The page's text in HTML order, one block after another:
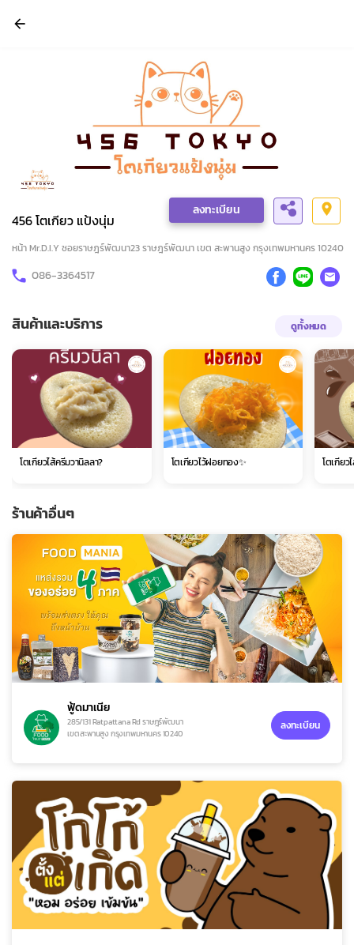
456 โตเกียว แป้งนุ่ม
หน้า Mr.D.I.Y ซอยราษฎร์พัฒนา23 ราษฎร์พัฒนา เขต สะพานสูง กรุงเทพมหานคร 10240
ลงทะเบียน
086-3364517
สินค้าและบริการ ดูทั้งหมด
โตเกียวไส้ครีมวานิลลา? โตเกียวไว้ฝอยทอง✨ โตเกียว
ร้านค้าอื่นๆ
ฟู้ดมาเนีย
285/131 Ratpattana Rd ราษฎร์พัฒนา
เขต สะพานสูง กรุงเทพมหานคร 10240
ลงทะเบียน